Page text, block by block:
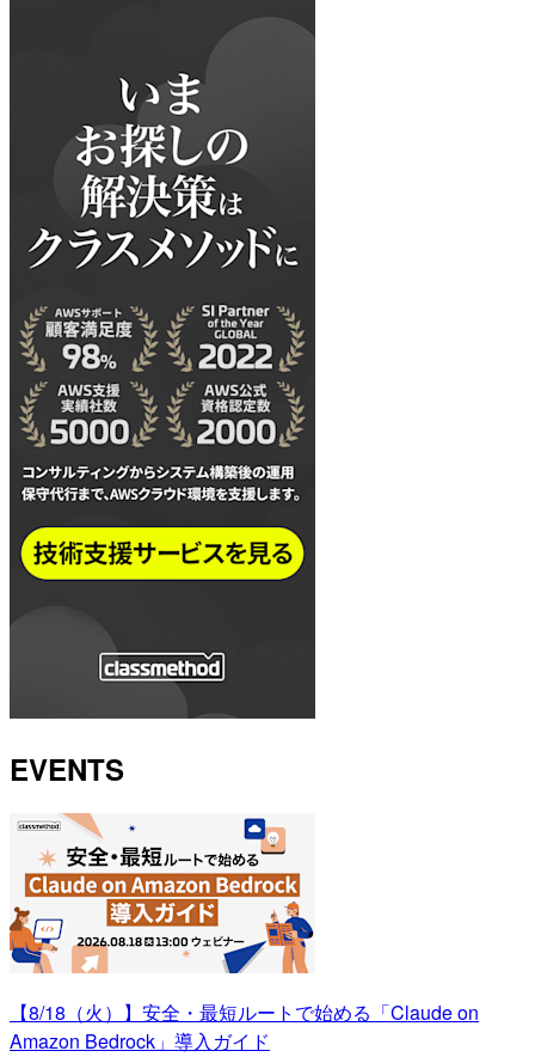
EVENTS
【8/18（火）】安全・最短ルートで始める「Claude on
Amazon Bedrock」導入ガイド